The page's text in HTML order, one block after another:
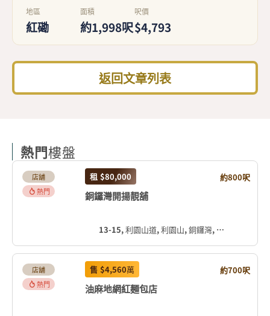
地區
紅磡
面積
約1,998呎
呎價
$4,793
返回文章列表
熱門樓盤
店舖
熱門
租 $80,000 約800呎
銅鑼灣開揚靚舖
13-15, 利園山道, 利園山, 銅鑼灣, 灣仔區, 香港島, 香港, 中国
店舖
熱門
售 $4,560萬 約700呎
油麻地網紅麵包店